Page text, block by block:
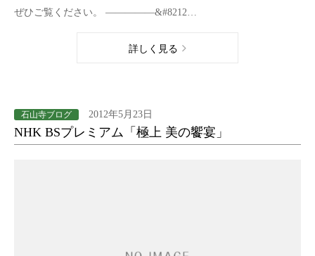
ぜひご覧ください。 —————&#8212…
詳しく見る
石山寺ブログ 2012年5月23日
NHK BSプレミアム「極上 美の饗宴」